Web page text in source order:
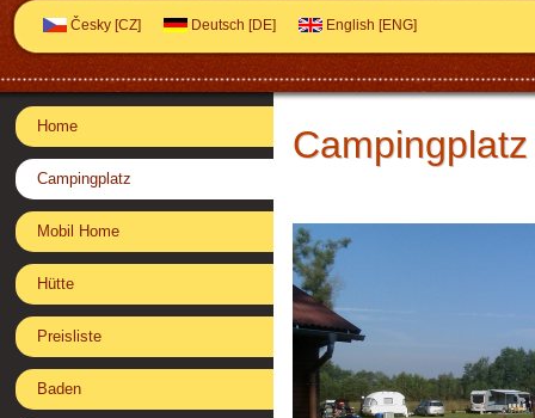
Česky [CZ] Deutsch [DE] English [ENG]
Campingplatz
Home
Campingplatz
Mobil Home
Hütte
Preisliste
Baden